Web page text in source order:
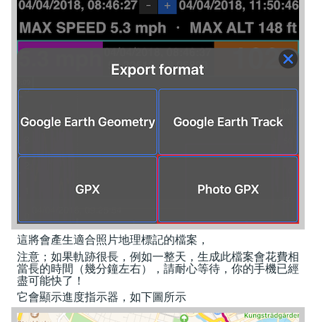
這將會產生適合照片地理標記的檔案，
注意；如果軌跡很長，例如一整天，生成此檔案會花費相
當長的時間（幾分鐘左右），請耐心等待，你的手機已經
盡可能快了！
它會顯示進度指示器，如下圖所示